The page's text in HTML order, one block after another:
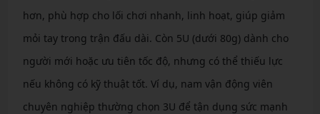
hơn, phù hợp cho lối chơi nhanh, linh hoạt, giúp giảm
mỏi tay trong trận đấu dài. Còn 5U (dưới 80g) dành cho
người mới hoặc ưu tiên tốc độ, nhưng có thể thiếu lực
nếu không có kỹ thuật tốt. Ví dụ, nam vận động viên
chuyên nghiệp thường chọn 3U để tận dụng sức mạnh